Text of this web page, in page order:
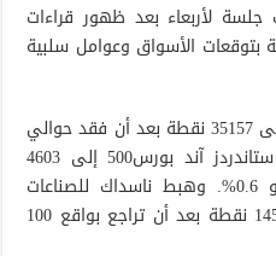
جلسة لأربعاء بعد ظهور قراءات
بتوقعات الأسواق وعوامل سلبية
وهبط مؤشر داو جونز الصناعي إلى 35157 نقطة بعد أن فقد حوالي
140 نقطة أو 0.4%. كما هبط ستاندردز آند بورس500 إلى 4603
نقطة بخسائر بلغت 28 نقطة أو 0.6%. وهبط ناسداك للصناعات
التكنولوجية الثقيلة أيضا إلى 14516 نقطة بعد أن تراجع بواقع 100